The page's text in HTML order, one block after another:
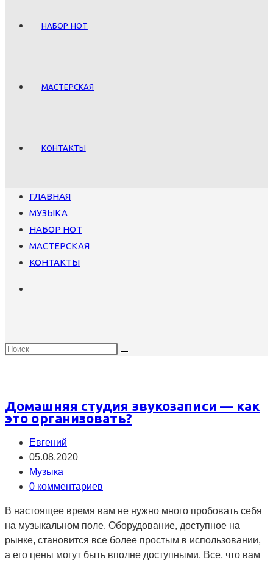
НАБОР НОТ
МАСТЕРСКАЯ
КОНТАКТЫ
ГЛАВНАЯ
МУЗЫКА
НАБОР НОТ
МАСТЕРСКАЯ
КОНТАКТЫ
Домашняя студия звукозаписи — как
это организовать?
Автор
записи:
Евгений
Запись
опубликована:
05.08.2020
Рубрика
записи:
Музыка
Комментарии
записи:
0 комментариев
В настоящее время вам не нужно много пробовать себя
на музыкальном поле. Оборудование, доступное на
рынке, становится все более простым в использовании,
а его цены могут быть вполне доступными. Все, что вам